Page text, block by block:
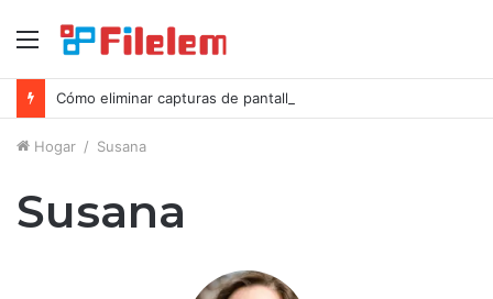
Menú
Cómo eliminar capturas de pantalla en Mac
Hogar / Susana
Susana